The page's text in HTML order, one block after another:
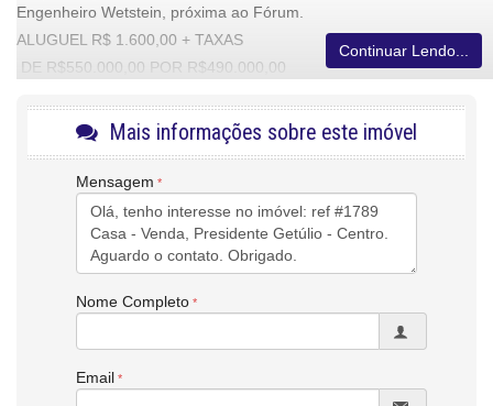
Engenheiro Wetstein, próxima ao Fórum.
ALUGUEL R$ 1.600,00 + TAXAS
DE R$550.000,00 POR R$490.000,00
CRECI/SC 4639J
Área de Serviço
Copa/Cozinha
Sala de Estar
Banheiro Social
Piso Cerâmico
Piso de Madeira
Continuar Lendo...
Mais informações sobre este imóvel
Mensagem
Nome Completo
Email